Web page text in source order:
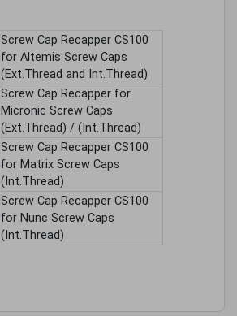
Screw Cap Recapper CS100
for Altemis Screw Caps
(Ext.Thread and Int.Thread)
Screw Cap Recapper for
Micronic Screw Caps
(Ext.Thread) / (Int.Thread)
Screw Cap Recapper CS100
for Matrix Screw Caps
(Int.Thread)
Screw Cap Recapper CS100
for Nunc Screw Caps
(Int.Thread)